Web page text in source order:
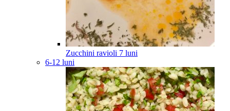
Zucchini ravioli 7 luni
6-12 luni